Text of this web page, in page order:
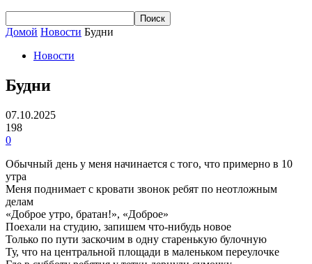
Домой Новости Будни
Новости
Будни
07.10.2025
198
0
Обычный день у меня начинается с того, что примерно в 10
утра
Меня поднимает с кровати звонок ребят по неотложным
делам
«Доброе утро, братан!», «Доброе»
Поехали на студию, запишем что-нибудь новое
Только по пути заскочим в одну старенькую булочную
Ту, что на центральной площади в маленьком переулочке